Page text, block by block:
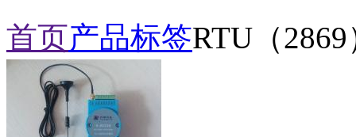
首页产品标签RTU（2869